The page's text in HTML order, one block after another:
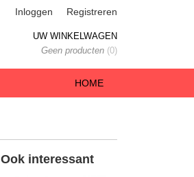
Inloggen Registreren
UW WINKELWAGEN
Geen producten (0)
HOME
Ook interessant